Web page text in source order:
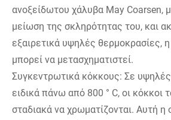
ανοξείδωτου χάλυβα May Coarsen,
μείωση της σκληρότητας του, και
εξαιρετικά υψηλές θερμοκρασίες,
μπορεί να μετασχηματιστεί.
Συγκεντρωτικά κόκκους: Σε
ειδικά πάνω από 800 ° C, οι κόκκοι
σταδιακά να χρωματίζονται. Αυτή η